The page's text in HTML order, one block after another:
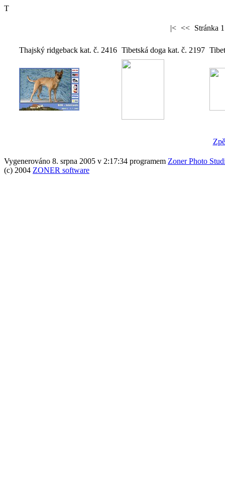
T
|< << Stránka
Thajský ridgeback kat. č. 2416 Tibetská doga kat. č. 2197
Vygenerováno 8. srpna 2005 v 2:17:34 programem Zoner Photo
(c) 2004 ZONER software